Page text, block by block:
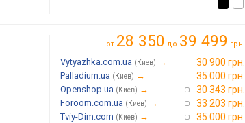
от 28 350 до 39 499 грн.
Vytyazhka.com.ua (Киев) → 30 900 грн.
Palladium.ua (Киев) → 35 000 грн.
Openshop.ua (Киев) → 30 343 грн.
Foroom.com.ua (Киев) → 33 203 грн.
Tviy-Dim.com (Киев) → 35 000 грн.